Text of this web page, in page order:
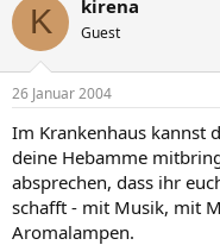
K kirena
Guest
26 Januar 2004
Im Krankenhaus kannst
deine Hebamme
absprechen, dass ihr
schafft - mit Musik, mit
Aromalampen.